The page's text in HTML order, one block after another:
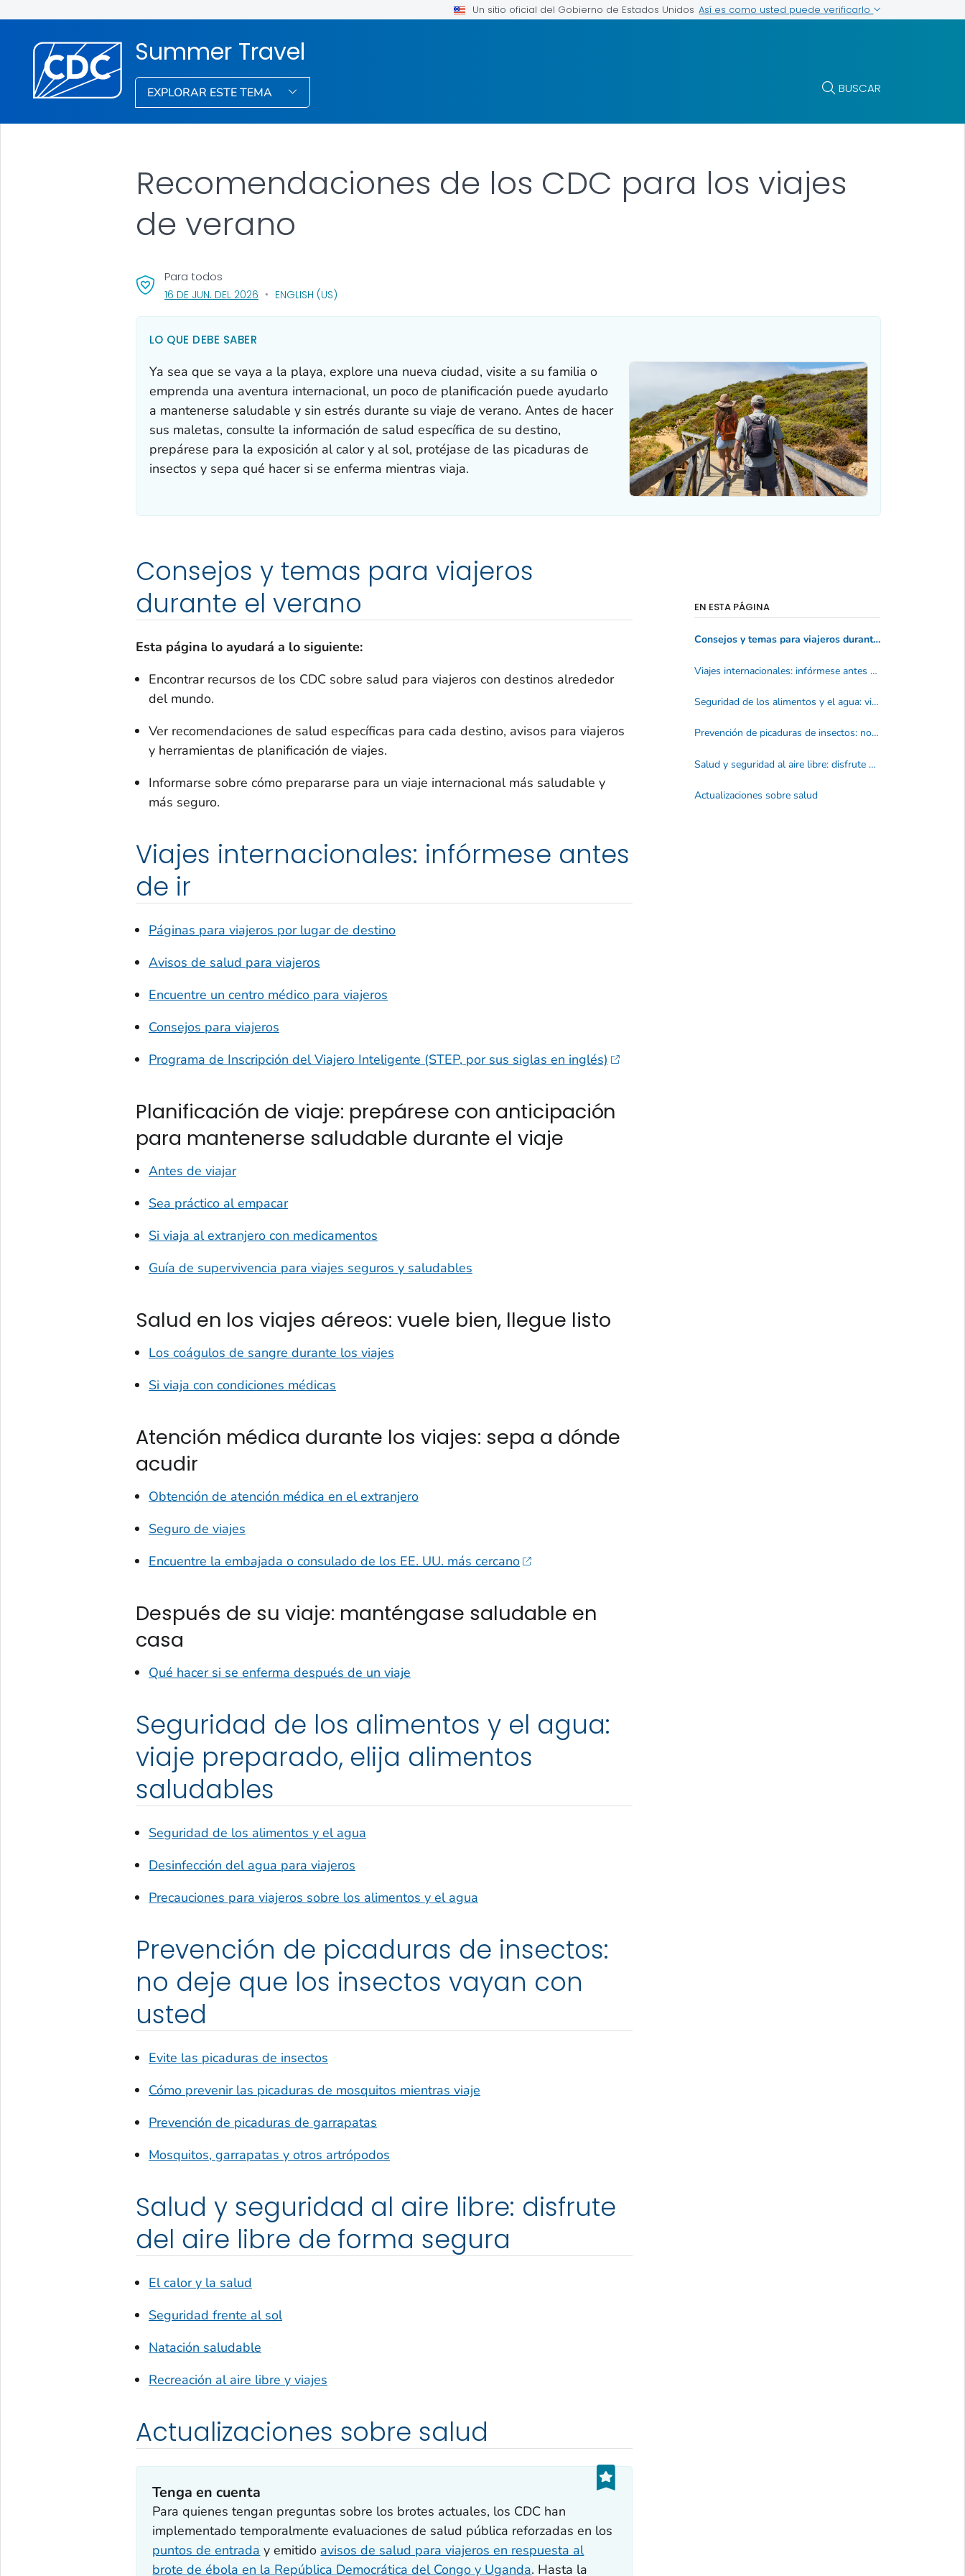
Un sitio oficial del Gobierno de Estados Unidos Así es como usted puede verificarlo
Summer Travel
EXPLORAR ESTE TEMA BUSCAR
Recomendaciones de los CDC para los viajes
de verano
Para todos
16 DE JUN. DEL 2026, VISIT LINK FOR DETAILS.
ENGLISH (US)
LO QUE DEBE SABER
Ya sea que se vaya a la playa, explore una nueva ciudad, visite a su familia o
emprenda una aventura internacional, un poco de planificación puede ayudarlo
a mantenerse saludable y sin estrés durante su viaje de verano. Antes de hacer
sus maletas, consulte la información de salud específica de su destino,
prepárese para la exposición al calor y al sol, protéjase de las picaduras de
insectos y sepa qué hacer si se enferma mientras viaja.
Consejos y temas para viajeros
durante el verano
Esta página lo ayudará a lo siguiente:
Encontrar recursos de los CDC sobre salud para viajeros con destinos alrededor
del mundo.
Ver recomendaciones de salud específicas para cada destino, avisos para viajeros
y herramientas de planificación de viajes.
Informarse sobre cómo prepararse para un viaje internacional más saludable y
más seguro.
Viajes internacionales: infórmese antes
de ir
Páginas para viajeros por lugar de destino
Avisos de salud para viajeros
Encuentre un centro médico para viajeros
Consejos para viajeros
Programa de Inscripción del Viajero Inteligente (STEP, por sus siglas en inglés)
Planificación de viaje: prepárese con anticipación
para mantenerse saludable durante el viaje
Antes de viajar
Sea práctico al empacar
Si viaja al extranjero con medicamentos
Guía de supervivencia para viajes seguros y saludables
Salud en los viajes aéreos: vuele bien, llegue listo
Los coágulos de sangre durante los viajes
Si viaja con condiciones médicas
Atención médica durante los viajes: sepa a dónde
acudir
Obtención de atención médica en el extranjero
Seguro de viajes
Encuentre la embajada o consulado de los EE. UU. más cercano
Después de su viaje: manténgase saludable en
casa
Qué hacer si se enferma después de un viaje
Seguridad de los alimentos y el agua:
viaje preparado, elija alimentos
saludables
Seguridad de los alimentos y el agua
Desinfección del agua para viajeros
Precauciones para viajeros sobre los alimentos y el agua
Prevención de picaduras de insectos:
no deje que los insectos vayan con
usted
Evite las picaduras de insectos
Cómo prevenir las picaduras de mosquitos mientras viaje
Prevención de picaduras de garrapatas
Mosquitos, garrapatas y otros artrópodos
Salud y seguridad al aire libre: disfrute
del aire libre de forma segura
El calor y la salud
Seguridad frente al sol
Natación saludable
Recreación al aire libre y viajes
Actualizaciones sobre salud
Tenga en cuenta
Para quienes tengan preguntas sobre los brotes actuales, los CDC han
implementado temporalmente evaluaciones de salud pública reforzadas en los
puntos de entrada y emitido avisos de salud para viajeros en respuesta al
brote de ébola en la República Democrática del Congo y Uganda. Hasta la
EN ESTA PÁGINA
Consejos y temas para viajeros durante el verano
Viajes internacionales: infórmese antes de ir
Seguridad de los alimentos y el agua: viaje preparado, elija alimentos saludables
Prevención de picaduras de insectos: no deje que los insectos vayan con usted
Salud y seguridad al aire libre: disfrute del aire libre de forma segura
Actualizaciones sobre salud